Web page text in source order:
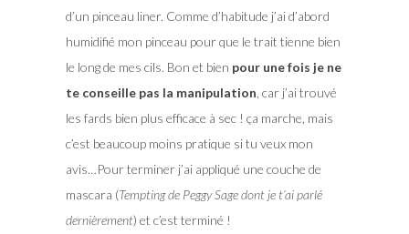
d’un pinceau liner. Comme d’habitude j’ai d’abord
humidifié mon pinceau pour que le trait tienne bien
le long de mes cils. Bon et bien pour une fois je ne
te conseille pas la manipulation, car j’ai trouvé
les fards bien plus efficace à sec ! ça marche, mais
c’est beaucoup moins pratique si tu veux mon
avis…Pour terminer j’ai appliqué une couche de
mascara (Tempting de Peggy Sage dont je t’ai parlé
dernièrement) et c’est terminé !